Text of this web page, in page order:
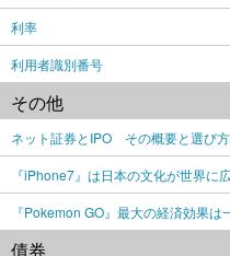
利率
利用者識別番号
その他
ネット証券とIPO その概要と選び方
『iPhone7』は日本の文化が世界に
『Pokemon GO』最大の経済効果は
債券